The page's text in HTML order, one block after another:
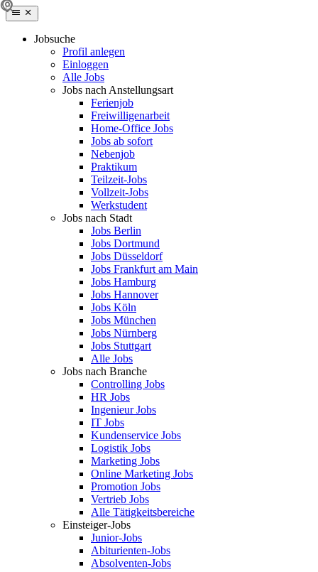
Jobsuche
Profil anlegen
Einloggen
Alle Jobs
Jobs nach Anstellungsart
Ferienjob
Freiwilligenarbeit
Home-Office Jobs
Jobs ab sofort
Nebenjob
Praktikum
Teilzeit-Jobs
Vollzeit-Jobs
Werkstudent
Jobs nach Stadt
Jobs Berlin
Jobs Dortmund
Jobs Düsseldorf
Jobs Frankfurt am Main
Jobs Hamburg
Jobs Hannover
Jobs Köln
Jobs München
Jobs Nürnberg
Jobs Stuttgart
Alle Jobs
Jobs nach Branche
Controlling Jobs
HR Jobs
Ingenieur Jobs
IT Jobs
Kundenservice Jobs
Logistik Jobs
Marketing Jobs
Online Marketing Jobs
Promotion Jobs
Vertrieb Jobs
Alle Tätigkeitsbereiche
Einsteiger-Jobs
Junior-Jobs
Abiturienten-Jobs
Absolventen-Jobs